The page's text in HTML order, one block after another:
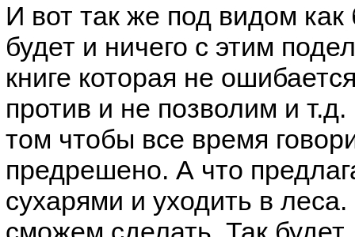
И вот так же под видом
будет и ничего с этим
книге которая не
против и не позволим и
том чтобы все время
предрешено. А что
сухарями и уходить в